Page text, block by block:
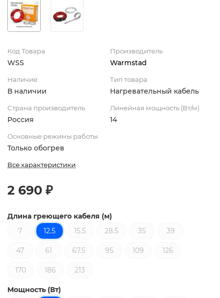
Код Товара
WSS
Производитель
Warmstad
Наличие:
В наличии
Тип товара
Нагревательный кабель
Страна производитель
Россия
Линейная мощность (Вт/м)
14
Основные режимы работы
Только обогрев
Все характеристики
2 690 ₽
Длина греющего кабеля (м)
7
12.5 15.5 28.5 35 39
47 61 67.5 95 109 126
170 186 213
Мощность (Вт)